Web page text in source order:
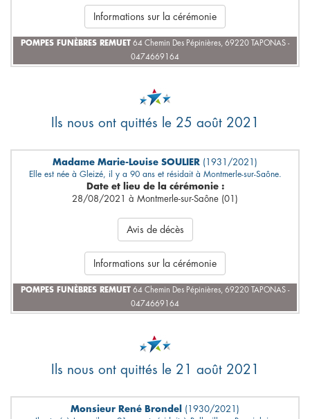
Informations sur la cérémonie
POMPES FUNÈBRES REMUET 64 Chemin Des Pépinières, 69220 TAPONAS -
0474669164
Ils nous ont quittés le 25 août 2021
Madame Marie-Louise SOULIER (1931/2021)
Elle est née à Gleizé, il y a 90 ans et résidait à Montmerle-sur-Saône.
Date et lieu de la cérémonie :
28/08/2021 à Montmerle-sur-Saône (01)
Avis de décès
Informations sur la cérémonie
POMPES FUNÈBRES REMUET 64 Chemin Des Pépinières, 69220 TAPONAS -
0474669164
Ils nous ont quittés le 21 août 2021
Monsieur René Brondel (1930/2021)